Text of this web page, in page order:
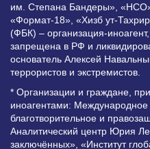
им. Степана Бандеры»,
«Формат-18», «Хизб ут-
(ФБК) – организация-
запрещена в РФ и
основатель Алексей
террористов и экстремистов.
* Организации и граждане,
иноагентами: Международное
благотворительное и
Аналитический центр Юрия
заключённых», «Институт